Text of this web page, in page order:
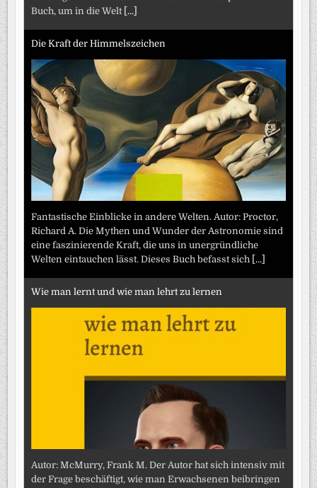
Buch, um in die Welt [...]
Die Kraft der Himmelszeichen
Fantastische Einblicke in andere Welten. Autor: Proctor,
Richard A. Die Mythen und Wunder der Astronomie sind
eine faszinierende Kraft, die uns in unergründliche
Welten eintauchen lässt. Dieses Buch befasst sich
[...]
Wie man lernt und wie man lehrt zu lernen
Autor: McMurry, Frank M. Der Autor hat sich intensiv mit
der Frage beschäftigt, wie man Erwachsenen beibringen